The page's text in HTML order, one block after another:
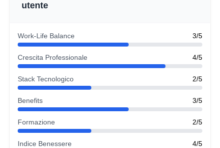
utente
Work-Life Balance 3/5
Crescita Professionale 4/5
Stack Tecnologico 2/5
Benefits 3/5
Formazione 2/5
Indice Benessere 4/5